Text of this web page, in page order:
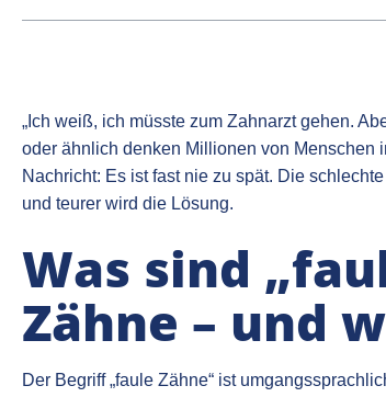
„Ich weiß, ich müsste zum Zahnarzt gehen.
oder ähnlich denken Millionen von Menschen
Nachricht: Es ist fast nie zu spät. Die
und teurer wird die Lösung.
Was sind
Zähne – und
Der Begriff „faule Zähne“ ist